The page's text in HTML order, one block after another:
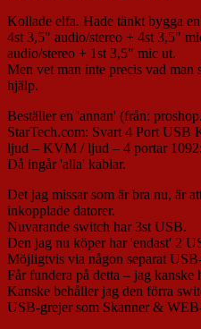
Kollade elfa. Hade tänkt bygga
4st 3,5" audio/stereo + 4st 3,5"
audio/stereo + 1st 3,5" mic ut.
Men vet man inte precis vad man
hjälp.
Beställer en 'annan' (från:
StarTech.com: Svart 4 Port
ljud – KVM / ljud – 4 portar
Då ingår 'alla' kablar.
Det jag missar som är bra nu, är
inkopplade datorer.
Nuvarande switch har 3st USB.
Den jag nu köper har 'endast' 2
Möjligtvis via någon separat
Får fundera på detta – jag kanske
Kanske behåller jag den förra
USB-grejer som Skanner &